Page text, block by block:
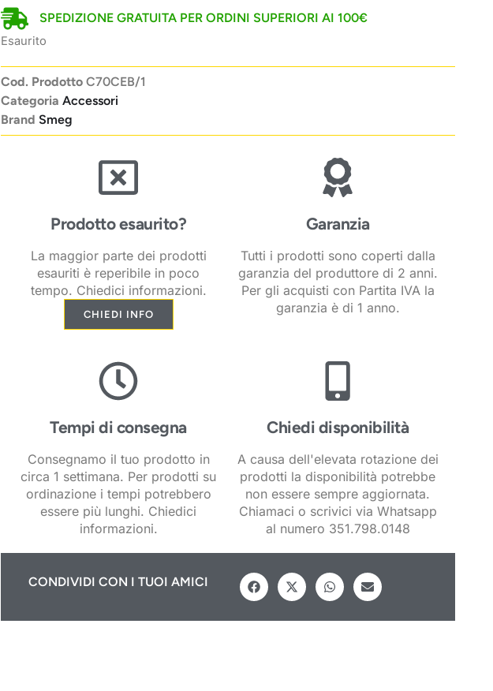
SPEDIZIONE GRATUITA PER ORDINI SUPERIORI AI 100€
Esaurito
Cod. Prodotto C70CEB/1
Categoria Accessori
Brand Smeg
Prodotto esaurito?
La maggior parte dei prodotti
esauriti è reperibile in poco
tempo. Chiedici informazioni.
CHIEDI INFO
Garanzia
Tutti i prodotti sono coperti dalla
garanzia del produttore di 2 anni.
Per gli acquisti con Partita IVA la
garanzia è di 1 anno.
Tempi di consegna
Consegnamo il tuo prodotto in
circa 1 settimana. Per prodotti su
ordinazione i tempi potrebbero
essere più lunghi. Chiedici
informazioni.
Chiedi disponibilità
A causa dell'elevata rotazione dei
prodotti la disponibilità potrebbe
non essere sempre aggiornata.
Chiamaci o scrivici via Whatsapp
al numero 351.798.0148
CONDIVIDI CON I TUOI AMICI